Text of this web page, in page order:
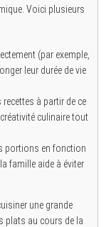
Voici plusieurs
(par exemple,
leur durée de vie
recettes à partir de ce
culinaire tout
portions en fonction
famille aide à éviter
une grande
plats au cours de la